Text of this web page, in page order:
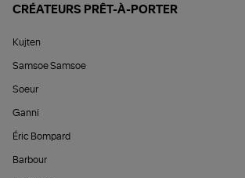
CRÉATEURS PRÊT-À-PORTER
Kujten
Samsoe Samsoe
Soeur
Ganni
Éric Bompard
Barbour